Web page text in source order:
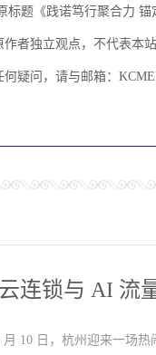
标题《践诺笃行聚合力
者独立观点，不代表本
疑问，请与邮箱：
连锁与 AI 流
月 10 日，杭州迎来一场